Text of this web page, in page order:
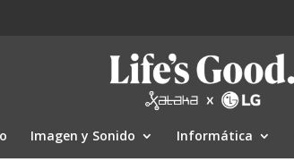
Imagen y Sonido Informática